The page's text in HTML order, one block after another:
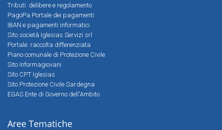
Tributi: delibere e regolamento
PagoPa Portale dei pagamenti
IBAN e pagamenti informatici
Sito società Iglesias Servizi srl
Portale: raccolta differenziata
Piano comunale di Protezione Civile
Sito Informagiovani
Sito CPT Iglesias
Sito Protezione Civile Sardegna
EGAS Ente di Governo dell'Ambito
Aree Tematiche